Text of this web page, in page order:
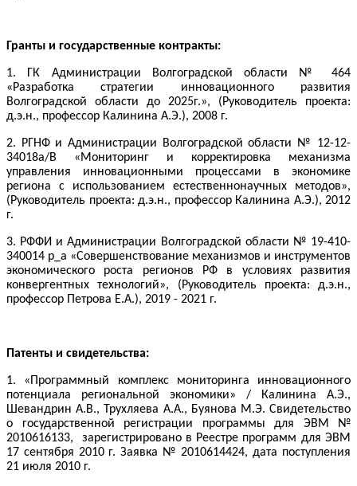
Гранты и государственные контракты:
1.
ГК Администрации Волгоградской области № 464
«Разработка стратегии инновационного развития
Волгоградской области до 2025г.», (Руководитель проекта:
д.э.н., профессор Калинина А.Э.), 2008 г.
2. РГНФ и Администрации Волгоградской области № 12-12-
34018a/В «Мониторинг и корректировка механизма
управления инновационными процессами в экономике
региона с использованием естественнонаучных методов»,
(Руководитель проекта: д.э.н., профессор Калинина А.Э.), 2012
г.
3. РФФИ и Администрации Волгоградской области № 19-410-
340014 р_а «Совершенствование механизмов и инструментов
экономического роста регионов РФ в условиях развития
конвергентных технологий», (Руководитель проекта: д.э.н.,
профессор Петрова Е.А.), 2019 - 2021 г.
Патенты и свидетельства:
1. «Программный комплекс мониторинга инновационного
потенциала региональной экономики» / Калинина А.Э.,
Шевандрин А.В., Трухляева А.А., Буянова М.Э.Свидетельство
о государственной регистрации программы для ЭВМ №
2010616133, зарегистрировано в Реестре программ для ЭВМ
17 сентября 2010 г. Заявка № 2010614424, дата поступления
21 июля 2010 г.